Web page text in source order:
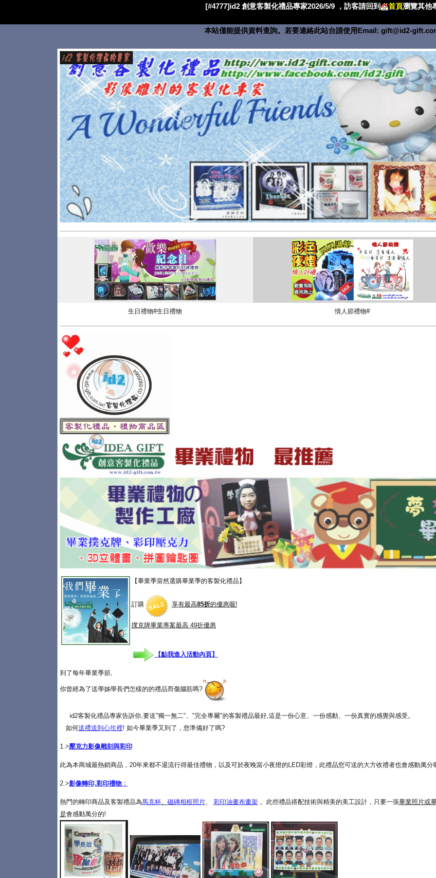
[#4777]id2 創意客製化禮品專家2026/5/9 ，訪客請回到 首頁瀏覽其他
本站僅能提供資料查詢。若要連絡此站台請使用Email: gift@id2-
生日禮物#生日禮物 情人節禮物#
【畢業季當然選購畢業季的客製化禮品】
訂購 享有最高85折的優惠喔!
撲克牌畢業專案最高 49折優惠
【點我進入活動內頁】
到了每年畢業季節,
你曾經為了送學姊學長們怎樣的的禮品而傷腦筋嗎?
id2客製化禮品專家告訴你,要送"獨一無二"、"完全專屬"的客製禮品最好,這是一份心意、一份感動、一份真實的感覺與感受。
如何送禮送到心坎裡! 如今畢業季又到了，您準備好了嗎?
1.>壓克力影像雕刻與彩印
此為本商城最熱銷商品，20年來都不退流行得最佳禮物，以及可於夜晚當小夜燈的LED彩燈，此禮品您可送的大方收禮者也會感動萬分
2.>影像轉印,彩印禮物：
熱門的轉印商品及客製禮品為馬克杯、 磁磚相框照片、 彩印油畫布畫架 。此些禮品搭配技術與精美的美工設計，只要一張畢業照片或
是會感動萬分的!